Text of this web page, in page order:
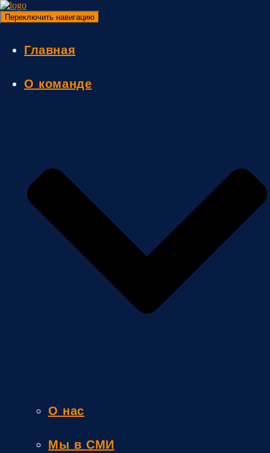
Переключить навигацию
Главная
О команде
О нас
Мы в СМИ